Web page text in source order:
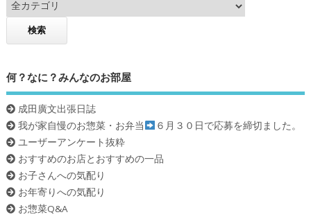
何？なに？みんなのお部屋
成田廣文出張日誌
我が家自慢のお惣菜・お弁当
６月３０日で応募を締切ました。
ユーザーアンケート抜粋
おすすめのお店とおすすめの一品
お子さんへの気配り
お年寄りへの気配り
お惣菜Q&A